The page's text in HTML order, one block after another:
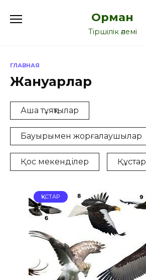
Орман
Тіршілік әлемі
ГЛАВНАЯ
Жануарлар
Аша тұяқтылар
Бауырымен жорғалаушылар
Қос мекенділер Құстар
ҚҰСТАР